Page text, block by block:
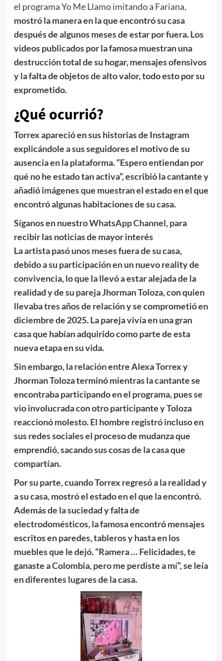
el programa Yo Me Llamo imitando a Fariana,
mostró la manera en la que encontró su casa
después de algunos meses de estar por fuera. Los
videos publicados por la famosa muestran una
destrucción total de su hogar, mensajes ofensivos
y la falta de objetos de alto valor, todo esto por su
exprometido.
¿Qué ocurrió?
Torrex apareció en sus historias de Instagram
explicándole a sus seguidores el motivo de su
ausencia en la plataforma.“Espero entiendan por
qué no he estado tan activa”, escribió la cantante y
añadió imágenes que muestran el estado en el que
encontró algunas habitaciones de su casa.
Síganos en nuestroWhatsApp Channel, para
recibir las noticias de mayor interés
La artista pasó unos meses fuera de su casa,
debido a su participación en un nuevo reality de
convivencia, lo que la llevó a estar alejada de la
realidad y de su pareja Jhorman Toloza, con quien
llevaba tres años de relación yse comprometió en
diciembre de 2025. La pareja vivía en una gran
casa que habían adquirido como parte de esta
nueva etapa en su vida.
Sin embargo, la relación entre Alexa Torrex y
Jhorman Toloza terminó mientras la cantante se
encontraba participando en el programa, pues se
vio involucrada con otro participante y Toloza
reaccionó molesto. El hombre registró incluso en
sus redes sociales el proceso de mudanza que
emprendió, sacando sus cosas de la casa que
compartían.
Por su parte, cuando Torrex regresó a la realidad y
a su casa,mostró el estado en el que la encontró.
Además de la suciedad y falta de
electrodomésticos, la famosa encontró mensajes
escritos en paredes, tableros y hasta en los
muebles que le dejó.“Ramera … Felicidades, te
ganaste a Colombia, pero me perdiste a mí”, se leía
en diferentes lugares de la casa.